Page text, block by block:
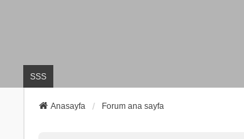
SSS
Anasayfa Forum ana sayfa